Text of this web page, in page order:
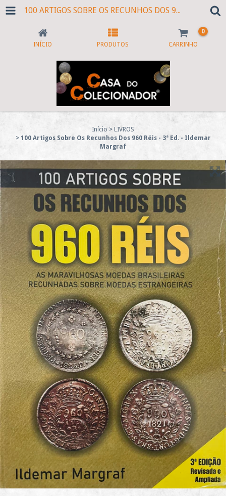
100 ARTIGOS SOBRE OS RECUNHOS DOS 960 RÉIS - 3ª ED. - ILDEMAR MARGRAF
INÍCIO PRODUTOS CARRINHO
0
Início > LIVROS
> 100 Artigos Sobre Os Recunhos Dos 960 Réis - 3ª Ed. - Ildemar
Margraf